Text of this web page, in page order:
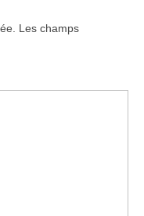
Les champs